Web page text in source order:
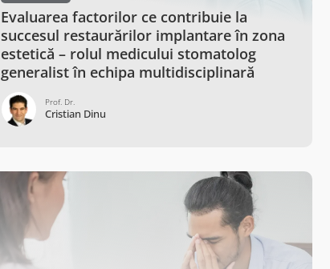
Evaluarea factorilor ce contribuie la
succesul restaurărilor implantare în zona
estetică – rolul medicului stomatolog
generalist în echipa multidisciplinară
Prof. Dr.
Cristian Dinu